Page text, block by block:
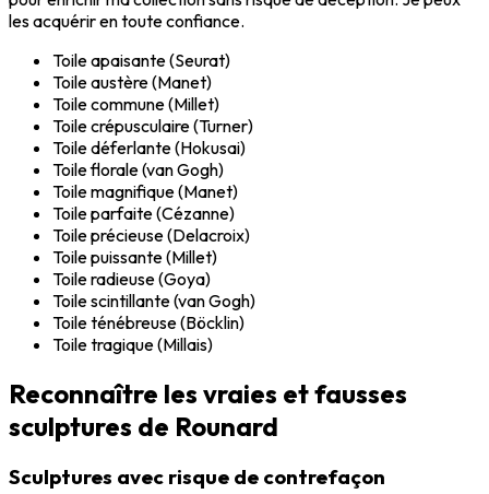
les acquérir en toute confiance.
Toile apaisante (Seurat)
Toile austère (Manet)
Toile commune (Millet)
Toile crépusculaire (Turner)
Toile déferlante (Hokusai)
Toile florale (van Gogh)
Toile magnifique (Manet)
Toile parfaite (Cézanne)
Toile précieuse (Delacroix)
Toile puissante (Millet)
Toile radieuse (Goya)
Toile scintillante (van Gogh)
Toile ténébreuse (Böcklin)
Toile tragique (Millais)
Reconnaître les vraies et fausses
sculptures de Rounard
Sculptures avec risque de contrefaçon